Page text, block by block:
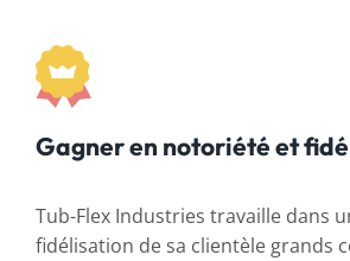
Gagner en notoriété et
Tub-Flex Industries travaille dans
fidélisation de sa clientèle grands